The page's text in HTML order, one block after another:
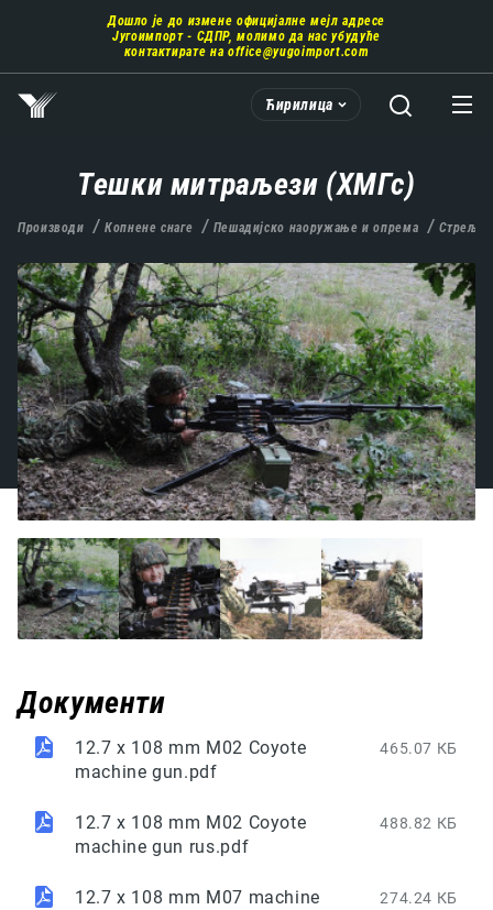
главни
део
садржаја
Дошло је до измене официјалне мејл адресе
Југоимпорт - СДПР, молимо да нас убудуће
контактирате на office@yugoimport.com
Ћирилица
Тешки митраљези (ХМГс)
Производи Копнене снаге Пешадијско наоружање и опрема
Документи
12.7 x 108 mm M02 Coyote
machine gun.pdf
465.07 КБ
12.7 x 108 mm M02 Coyote
machine gun rus.pdf
488.82 КБ
12.7 x 108 mm M07 machine
274.24 КБ